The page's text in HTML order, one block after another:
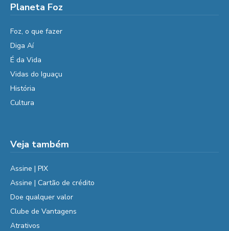
Planeta Foz
Foz, o que fazer
Diga Aí
É da Vida
Vidas do Iguaçu
História
Cultura
Veja também
Assine | PIX
Assine | Cartão de crédito
Doe qualquer valor
Clube de Vantagens
Atrativos